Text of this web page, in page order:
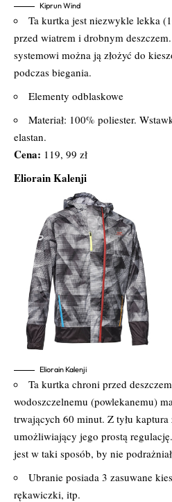
Kiprun Wind
Ta kurtka jest niezwykle lekka
przed wiatrem i drobnym
systemowi można ją złożyć do
podczas biegania.
Elementy odblaskowe
Materiał: 100% poliester.
elastan.
Cena: 119, 99 zł
Eliorain Kalenji
Eliorain Kalenji
Ta kurtka chroni przed
wodoszczelnemu (powlekanemu)
trwających 60 minut. Z tyłu kaptura
umożliwiający jego prostą
jest w taki sposób, by nie
Ubranie posiada 3 zasuwane
rękawiczki, itp.